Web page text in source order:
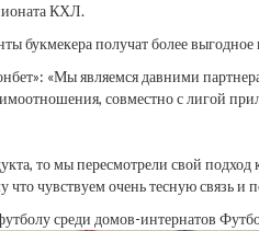
КХЛ.
букмекера получат более
«Мы являемся давними
совместно с лигой
то мы пересмотрели свой
чувствуем очень тесную связь и
среди домов-интернатов